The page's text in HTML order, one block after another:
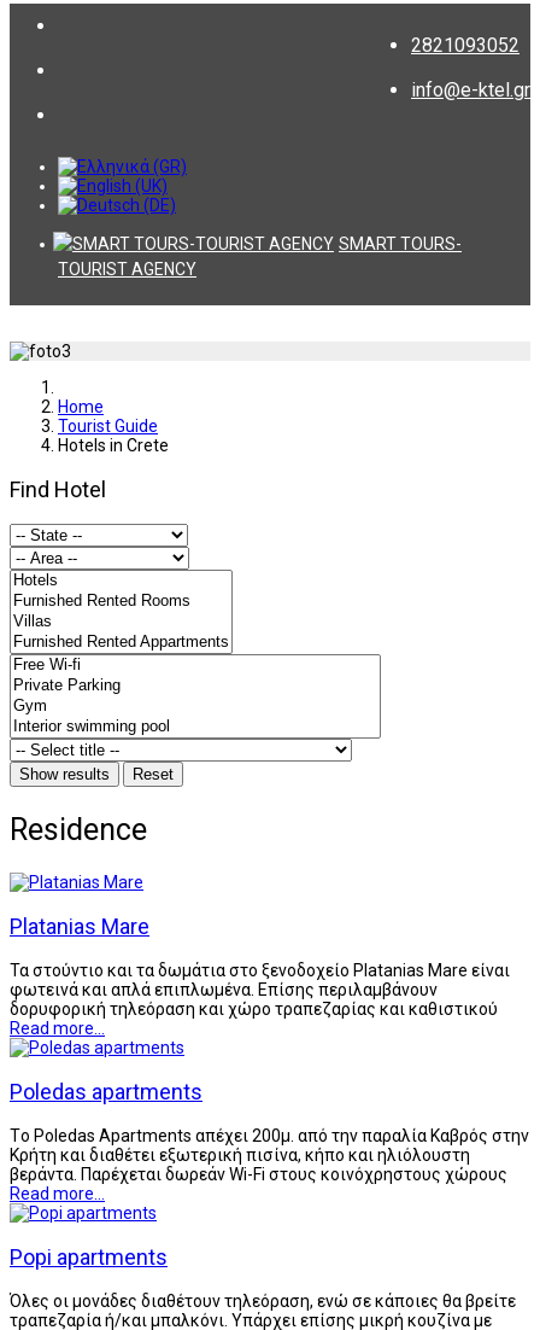
2821093052
info@e-ktel.gr
SMART TOURS-
TOURIST AGENCY
Home
Tourist Guide
Hotels in Crete
Find Hotel
Residence
Platanias Mare
Τα στούντιο και τα δωμάτια στο ξενοδοχείο Platanias Mare είναι
φωτεινά και απλά επιπλωμένα. Επίσης περιλαμβάνουν
δορυφορική τηλεόραση και χώρο τραπεζαρίας και καθιστικού
Read more...
Poledas apartments
Tο Poledas Apartments απέχει 200μ. από την παραλία Καβρός στην
Κρήτη και διαθέτει εξωτερική πισίνα, κήπο και ηλιόλουστη
βεράντα. Παρέχεται δωρεάν Wi-Fi στους κοινόχρηστους χώρους
Read more...
Popi apartments
Όλες οι μονάδες διαθέτουν τηλεόραση, ενώ σε κάποιες θα βρείτε
τραπεζαρία ή/και μπαλκόνι. Υπάρχει επίσης μικρή κουζίνα με